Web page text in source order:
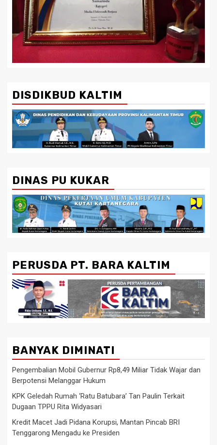
DISDIKBUD KALTIM
DINAS PU KUKAR
PERUSDA PT. BARA KALTIM
BANYAK DIMINATI
Pengembalian Mobil Gubernur Rp8,49 Miliar Tidak Wajar dan
Berpotensi Melanggar Hukum
KPK Geledah Rumah ‘Ratu Batubara’ Tan Paulin Terkait
Dugaan TPPU Rita Widyasari
Kredit Macet Jadi Pidana Korupsi, Mantan Pincab BRI
Tenggarong Mengadu ke Presiden